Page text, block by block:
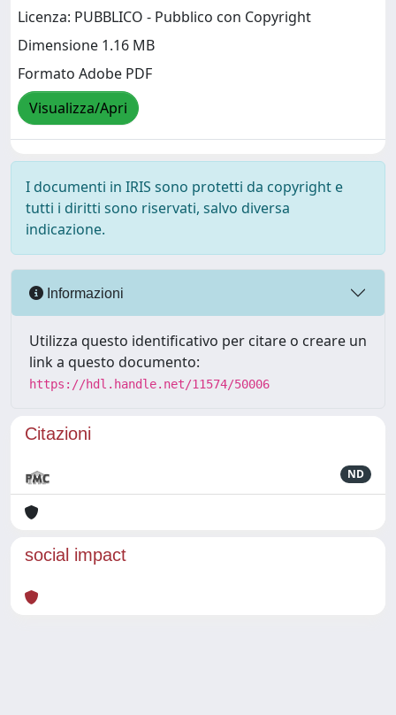
Licenza: PUBBLICO - Pubblico con Copyright
Dimensione 1.16 MB
Formato Adobe PDF
Visualizza/Apri
I documenti in IRIS sono protetti da copyright e
tutti i diritti sono riservati, salvo diversa
indicazione.
Informazioni
Utilizza questo identificativo per citare o creare un
link a questo documento:
https://hdl.handle.net/11574/50006
Citazioni
ND
social impact